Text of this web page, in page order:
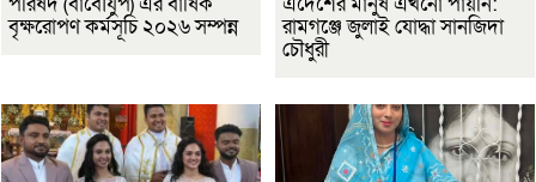
বৃক্ষরোপণ কর্মসূচি ২০২৬ সম্পন্ন
রামগঞ্জে জুলাই যোদ্ধা সানজিদা
চৌধুরী